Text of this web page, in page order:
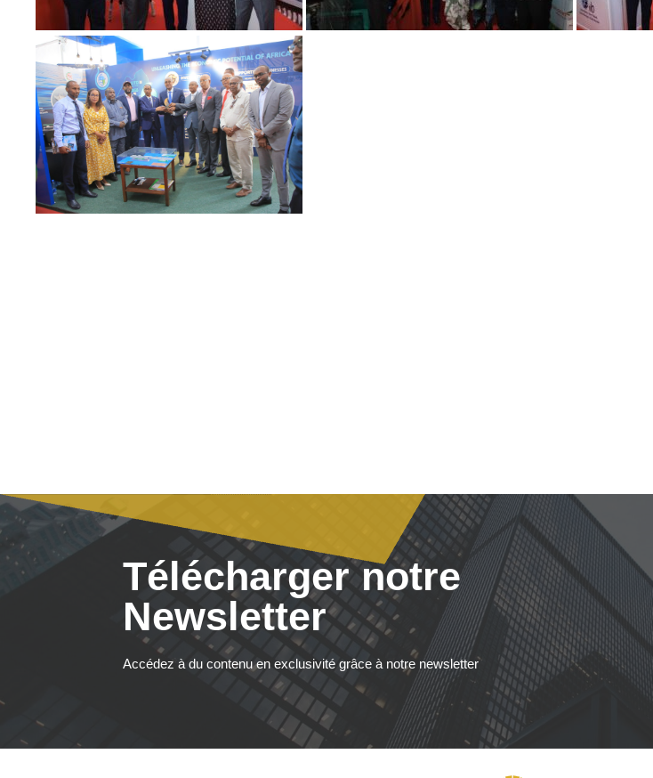
Télécharger notre
Newsletter
Accédez à du contenu en exclusivité grâce à notre newsletter